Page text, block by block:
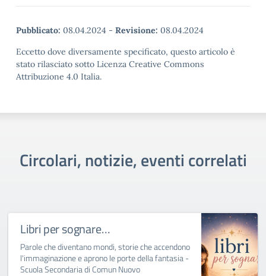
Pubblicato: 08.04.2024 - Revisione: 08.04.2024
Eccetto dove diversamente specificato, questo articolo è
stato rilasciato sotto Licenza Creative Commons
Attribuzione 4.0 Italia.
Circolari, notizie, eventi correlati
Libri per sognare…
Parole che diventano mondi, storie che accendono
l'immaginazione e aprono le porte della fantasia -
Scuola Secondaria di Comun Nuovo